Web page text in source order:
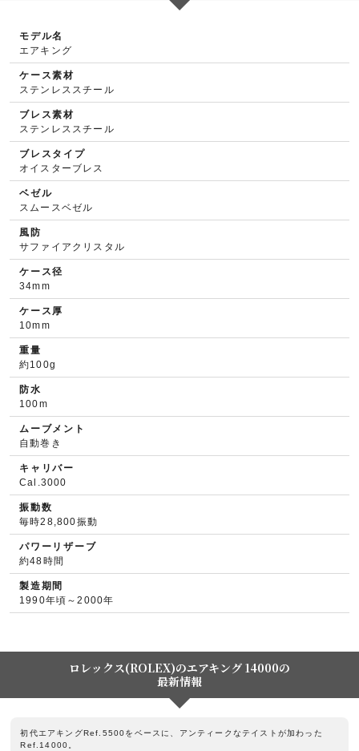
モデル名
エアキング
ケース素材
ステンレススチール
ブレス素材
ステンレススチール
ブレスタイプ
オイスターブレス
ベゼル
スムースベゼル
風防
サファイアクリスタル
ケース径
34mm
ケース厚
10mm
重量
約100g
防水
100m
ムーブメント
自動巻き
キャリバー
Cal.3000
振動数
毎時28,800振動
パワーリザーブ
約48時間
製造期間
1990年頃～2000年
ロレックス(ROLEX)のエアキング 14000の
最新情報
初代エアキングRef.5500をベースに、アンティークなテイストが加わった
Ref.14000。